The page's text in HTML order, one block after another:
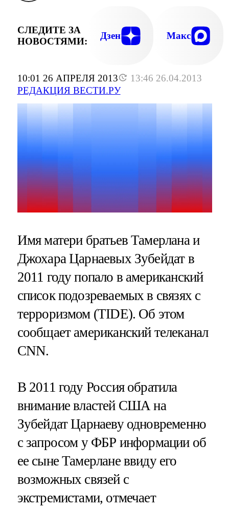
10:01 26 АПРЕЛЯ 2013
13:46 26.04.2013
РЕДАКЦИЯ ВЕСТИ.РУ
СЛЕДИТЕ ЗА
НОВОСТЯМИ:
Дзен Макс
Имя матери братьев Тамерлана и
Джохара Царнаевых Зубейдат в
2011 году попало в американский
список подозреваемых в связях с
терроризмом (TIDE). Об этом
сообщает американский телеканал
CNN.
В 2011 году Россия обратила
внимание властей США на
Зубейдат Царнаеву одновременно
с запросом у ФБР информации об
ее сыне Тамерлане ввиду его
возможных связей с
экстремистами, отмечает